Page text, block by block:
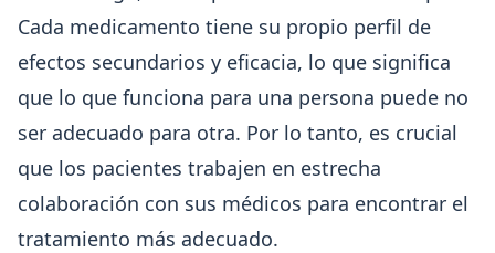
Cada medicamento tiene su propio perfil de
efectos secundarios y eficacia, lo que significa
que lo que funciona para una persona puede no
ser adecuado para otra. Por lo tanto, es crucial
que los pacientes trabajen en estrecha
colaboración con sus médicos para encontrar el
tratamiento más adecuado.